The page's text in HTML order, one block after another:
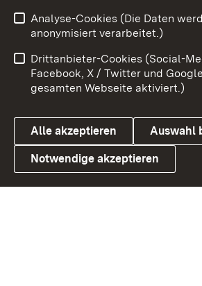
Link zum Landesportal
Benutzungshinweise
Datenschutz
Cookies
Analyse-Cookies (Die Daten
anonymisiert verarbeitet.)
Drittanbieter-Cookies (Social-
Facebook, X / Twitter und
gesamten Webseite aktiviert.)
Alle akzeptieren Auswahl
Notwendige akzeptieren